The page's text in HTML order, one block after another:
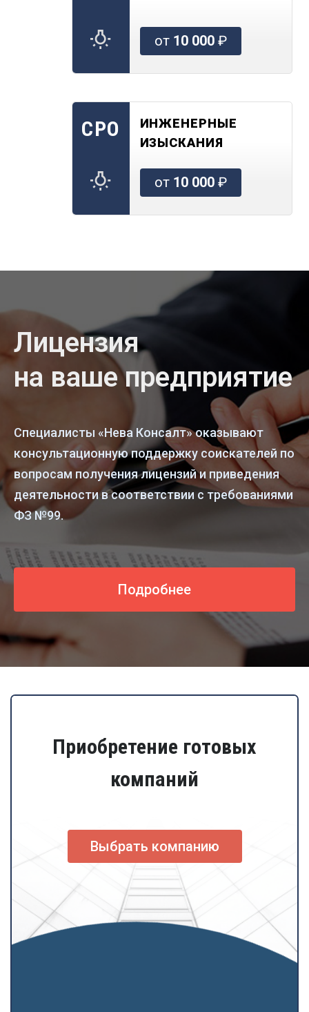
от 10 000₽
СРО
ИНЖЕНЕРНЫЕ
ИЗЫСКАНИЯ
от 10 000₽
Лицензия
на ваше предприятие
Специалисты «Нева Консалт» оказывают
консультационную поддержку соискателей по
вопросам получения лицензий и приведения
деятельности в соответствии с требованиями
ФЗ №99.
Подробнее
Приобретение готовых
компаний
Выбрать компанию